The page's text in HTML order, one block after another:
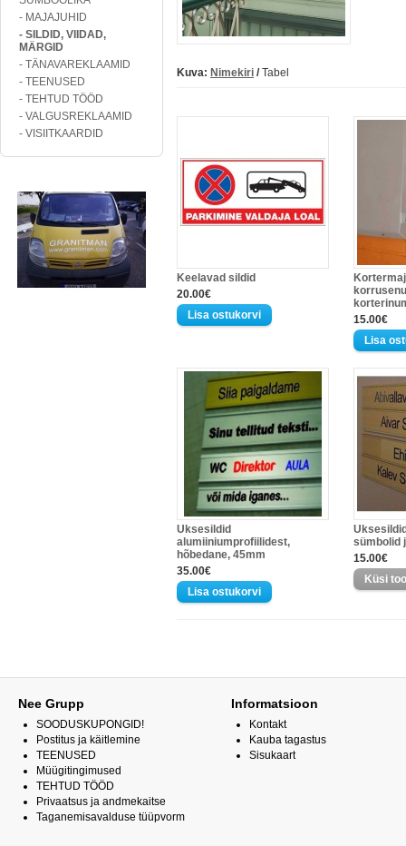
- MAJAJUHID
- SILDID, VIIDAD,
MÄRGID
- TÄNAVAREKLAAMID
- TEENUSED
- TEHTUD TÖÖD
- VALGUSREKLAAMID
- VISIITKAARDID
Kuva: Nimekiri /Tabel
Keelavad sildid
20.00€
15.00€
Uksesildid
alumiiniumprofiilidest,
hõbedane, 45mm
35.00€
sümbolid
15.00€
Nee Grupp
SOODUSKUPONGID!
Postitus ja käitlemine
TEENUSED
Müügitingimused
TEHTUD TÖÖD
Privaatsus ja andmekaitse
Taganemisavalduse tüüpvorm
Informatsioon
Kontakt
Kauba tagastus
Sisukaart